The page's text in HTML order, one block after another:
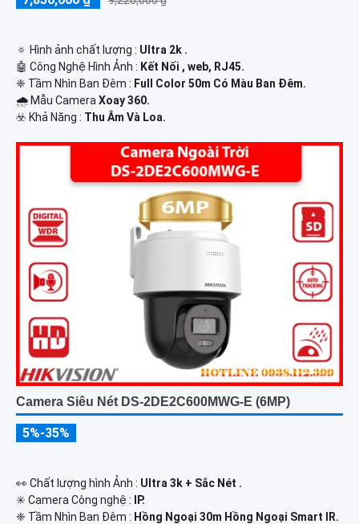
🔅 Hình ảnh chất lượng : Ultra 2k .
🤖️ Công Nghệ Hình Ảnh : Kết Nối , web, RJ45.
❈ Tầm Nhìn Ban Đêm : Full Color 50m Có Màu Ban Ðêm.
🌧️ Mẫu Camera Xoay 360.
️☣️ Khả Năng : Thu Âm Và Loa.
Camera Siêu Nét DS-2DE2C600MWG-E (6MP)
5%-35%
️👀 Chất lượng hình Ảnh : Ultra 3k + Sắc Nét .
✳️ Camera Công nghệ :
IP.
❈ Tầm Nhìn Ban Đêm : Hồng Ngoại 30m Hồng Ngoại Smart IR.